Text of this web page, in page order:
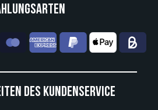
des Kundenservice